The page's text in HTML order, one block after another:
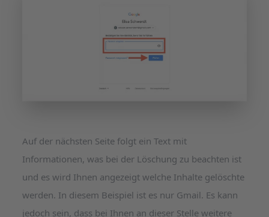
Auf der nächsten Seite folgt ein Text mit
Informationen, was bei der Löschung zu beachten ist
und es wird Ihnen angezeigt welche Inhalte gelöschte
werden. In diesem Beispiel ist es nur Gmail. Es kann
jedoch sein, dass bei Ihnen an dieser Stelle weitere